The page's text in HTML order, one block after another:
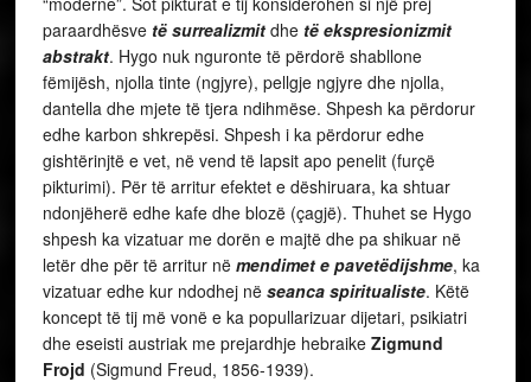
paraardhësve të surrealizmit dhe të ekspresionizmit
abstrakt. Hygo nuk nguronte të përdorë shabllone
fëmijësh, njolla tinte (ngjyre), pellgje ngjyre dhe njolla,
dantella dhe mjete të tjera ndihmëse. Shpesh ka përdorur
edhe karbon shkrepësi. Shpesh i ka përdorur edhe
gishtërinjtë e vet, në vend të lapsit apo penelit (furçë
pikturimi). Për të arritur efektet e dëshiruara, ka shtuar
ndonjëherë edhe kafe dhe blozë (çagjë). Thuhet se Hygo
shpesh ka vizatuar me dorën e majtë dhe pa shikuar në
letër dhe për të arritur në mendimet e pavetëdijshme, ka
vizatuar edhe kur ndodhej në seanca spiritualiste. Këtë
koncept të tij më vonë e ka popullarizuar dijetari, psikiatri
dhe eseisti austriak me prejardhje hebraike Zigmund
Frojd (Sigmund Freud, 1856-1939).